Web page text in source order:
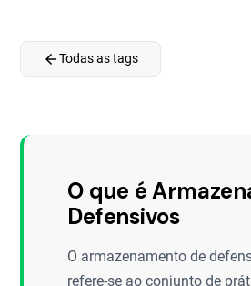
arrow_backTodas as tags
O que é
Defensivos
O armazenamento de
refere-se ao conjunto de